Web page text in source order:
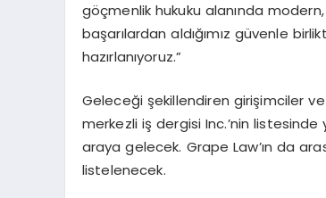
göçmenlik hukuku alanında
başarılardan aldığımız güvenle
hazırlanıyoruz.”
Geleceği şekillendiren girişimciler
merkezli iş dergisi Inc.’nin
araya gelecek. Grape Law’ın da
listelenecek.